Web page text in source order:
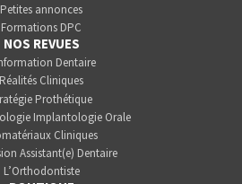
Petites annonces
Formations DPC
NOS REVUES
Dentaire
Réalités Cliniques
Prothétique
Implantologie Orale
Cliniques
Assistant(e) Dentaire
L’Orthodontiste